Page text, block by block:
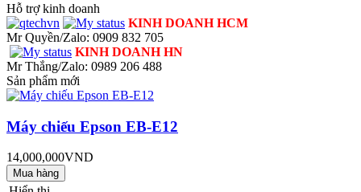
Hỗ trợ kinh doanh
KINH DOANH HCM
Mr Quyền/Zalo: 0909 832 705
KINH DOANH HN
Mr Thắng/Zalo: 0989 206 488
Sản phẩm mới
Máy chiếu Epson EB-E12
14,000,000VND